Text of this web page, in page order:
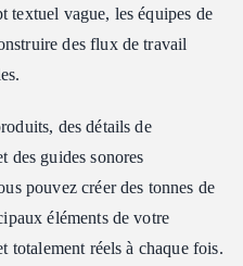
textuel vague, les équipes de
des flux de travail
des détails de
des guides sonores
pouvez créer des tonnes de
éléments de votre
totalement réels à chaque fois.